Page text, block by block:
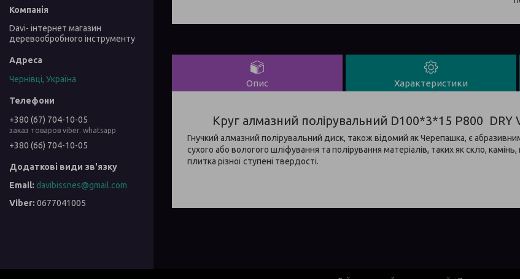
Опис Характеристики
Круг алмазний полірувальний D100*3*15 P800 DRY
Гнучкий алмазний полірувальний диск, також відомий як Черепашка, є
сухого або вологого шліфування та полірування матеріалів, таких як скло,
плитка різної ступені твердості.
Davi- інтернет магазин
деревообробного інструменту
Чернівці, Україна
+380 (67) 704-10-05
заказ товаров viber. whatsapp
+380 (66) 704-10-05
davibissnes@gmail.com
0677041005